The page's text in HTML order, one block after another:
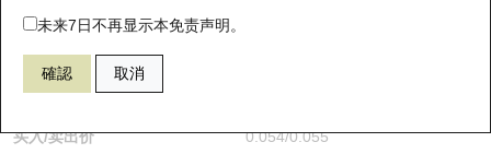
未来7日不再显示本免责声明。
確認 取消
67438 瑞银牛证 HSI 恒生指数
$0.055 0.017
买入/卖出价 0.054/0.055
即将到期认股证
认股证到期结算价查找
认股证分析仪
牛熊证街货分布图
正股牛熊证列表
新发行瑞银牛熊证
十天股证占大市成交
资金流
街货统计
恒指成份股
国指成份股
科指成份股
讲座及教育短片
认股证投资者教育
牛熊证投资者教育